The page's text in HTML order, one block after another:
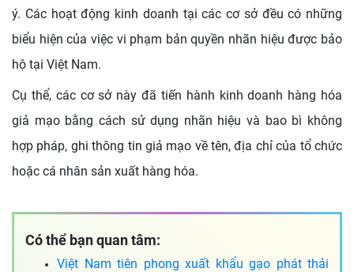
ý. Các hoạt động kinh doanh tại các cơ sở đều có những
biểu hiện của việc vi phạm bản quyền nhãn hiệu được bảo
hộ tại Việt Nam.
Cụ thể, các cơ sở này đã tiến hành kinh doanh hàng hóa
giả mạo bằng cách sử dụng nhãn hiệu và bao bì không
hợp pháp, ghi thông tin giả mạo về tên, địa chỉ của tổ chức
hoặc cá nhân sản xuất hàng hóa.
Có thể bạn quan tâm:
Việt Nam tiên phong xuất khẩu gạo phát thải